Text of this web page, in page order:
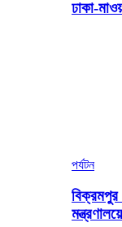
ঢাকা-
পর্যটন
বিক্রমপুর